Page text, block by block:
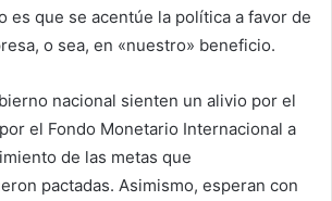
es que se acentúe la política a favor de
o sea, en «nuestro» beneficio.
nacional sienten un alivio por el
el Fondo Monetario Internacional a
de las metas que
pactadas. Asimismo, esperan con